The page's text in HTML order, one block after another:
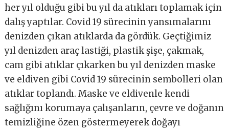
her yıl olduğu gibi bu yıl da atıkları toplamak için
dalış yaptılar. Covid 19 sürecinin yansımalarını
denizden çıkan atıklarda da gördük. Geçtiğimiz
yıl denizden araç lastiği, plastik şişe, çakmak,
cam gibi atıklar çıkarken bu yıl denizden maske
ve eldiven gibi Covid 19 sürecinin sembolleri olan
atıklar toplandı. Maske ve eldivenle kendi
sağlığını korumaya çalışanların, çevre ve doğanın
temizliğine özen göstermeyerek doğayı